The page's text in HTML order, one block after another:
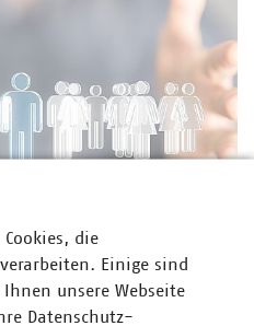
arbeiten hoch
zahlen nach Tarif
Cookies, die
Einige sind
unsere Webseite
Datenschutz-